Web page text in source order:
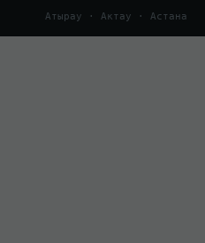
Атырау · Актау · Астана